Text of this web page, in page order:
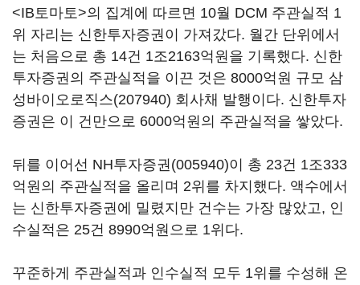
<IB토마토>의 집계에 따르면 10월 DCM 주관실적 1
위 자리는 신한투자증권이 가져갔다. 월간 단위에서
는 처음으로 총 14건 1조2163억원을 기록했다. 신한
투자증권의 주관실적을 이끈 것은 8000억원 규모 삼
성바이오로직스(207940) 회사채 발행이다. 신한투자
증권은 이 건만으로 6000억원의 주관실적을 쌓았다.
뒤를 이어선 NH투자증권(005940)이 총 23건 1조333
억원의 주관실적을 올리며 2위를 차지했다. 액수에서
는 신한투자증권에 밀렸지만 건수는 가장 많았고, 인
수실적은 25건 8990억원으로 1위다.
꾸준하게 주관실적과 인수실적 모두 1위를 수성해 온